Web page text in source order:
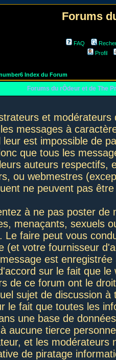
Forums
FAQ
Profil
Index du Forum
Forums du rÔdeur et de The
et
messages à
leur est impossible de
que tous les
auteurs respectifs,
ou webmestres
ne peuvent pas
à ne pas poster de
menaçants, sexuels
Le faire peut vous
(et votre fournisseur
est
sur le fait que
de ce forum ont le
sujet de discussion
le fait que toutes les
une base de
aucune tierce
et les
de piratage